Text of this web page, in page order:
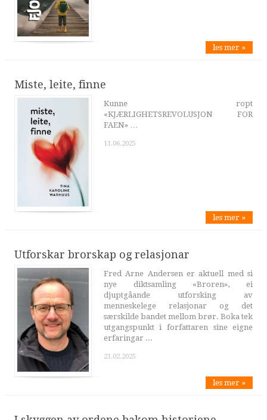
les mer »
Miste, leite, finne
Kunne ropt
«KJÆRLIGHETSREVOLUSJON FOR
FAEN» …
11.06.2025
les mer »
Utforskar brorskap og relasjonar
Fred Arne Andersen er aktuell med si
nye diktsamling «Broren», ei
djuptgåande utforsking av
menneskelege relasjonar og det
særskilde bandet mellom brør. Boka tek
utgangspunkt i forfattaren sine eigne
erfaringar ...
21.02.2025
les mer »